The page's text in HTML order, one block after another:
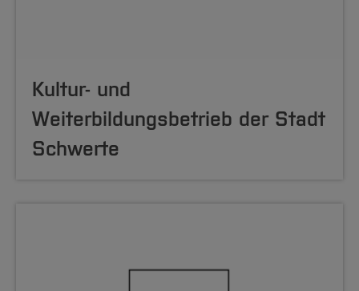
Kultur- und
Weiterbildungsbetrieb der Stadt
Schwerte